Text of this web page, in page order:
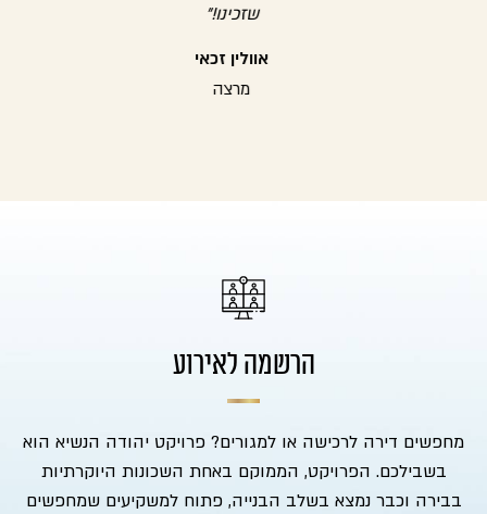
שזכינו!"
אוולין זכאי
מרצה
הרשמה לאירוע
מחפשים דירה לרכישה או למגורים? פרויקט יהודה הנשיא הוא
בשבילכם. הפרויקט, הממוקם באחת השכונות היוקרתיות
בבירה וכבר נמצא בשלב הבנייה, פתוח למשקיעים שמחפשים